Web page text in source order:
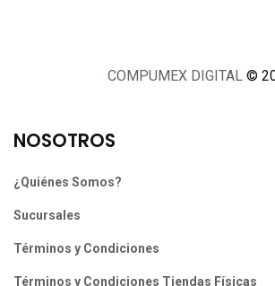
COMPUMEX DIGITAL ©
NOSOTROS
¿Quiénes Somos?
Sucursales
Términos y Condiciones
Términos y Condiciones Tiendas Físicas